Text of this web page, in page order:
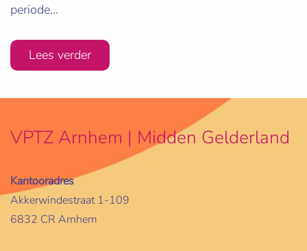
periode...
Lees verder
VPTZ Arnhem | Midden Gelderland
Kantooradres
Akkerwindestraat 1-109
6832 CR Arnhem